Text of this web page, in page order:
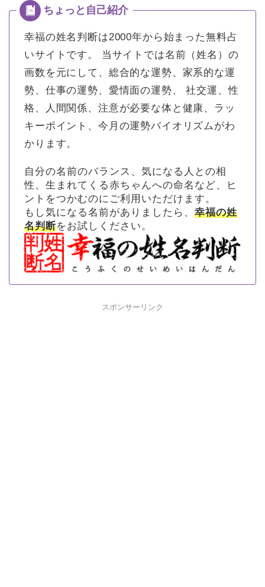
幸福の姓名判断は2000年から始まった無料占
いサイトです。
当サイトでは名前（姓名）の
画数を元にして、総合的な運勢、家系的な運
勢、仕事の運勢、愛情面の運勢、 社交運、性
格、人間関係、注意が必要な体と健康、ラッ
キーポイント、今月の運勢バイオリズムがわ
かります。
自分の名前のバランス、気になる人との相
性、生まれてくる赤ちゃんへの命名など、ヒ
ントをつかむのにご利用いただけます。
もし気になる名前がありましたら、 幸福の姓
名判断をお試しください。
スポンサーリンク